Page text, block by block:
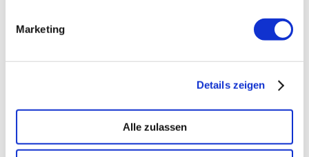
Marketing
Details zeigen
Alle zulassen